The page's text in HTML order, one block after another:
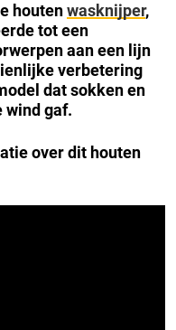
houtenwasknijper,
tot een
aan een lijn
verbetering
dat sokken en
wind gaf.
over dit houten